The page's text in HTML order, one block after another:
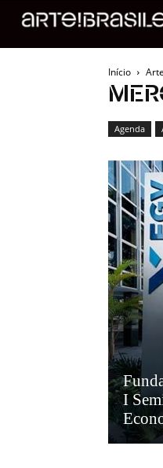
Início Arte
Agenda
I